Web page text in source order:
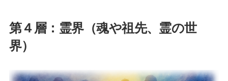
第４層：霊界（魂や祖先、霊の世
界）